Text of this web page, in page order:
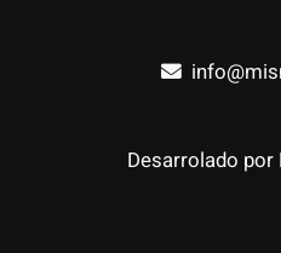
Desarrolado